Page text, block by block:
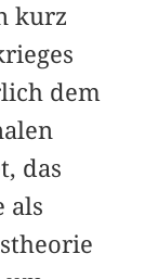
kurz
dem
das
als